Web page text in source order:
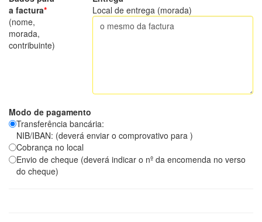
a factura*
(nome,
morada,
contribuinte)
Local de entrega (morada)
Modo de pagamento
Transferência bancária:
NIB/IBAN: (deverá enviar o comprovativo para )
Cobrança no local
Envio de cheque (deverá indicar o nº da encomenda no verso
do cheque)